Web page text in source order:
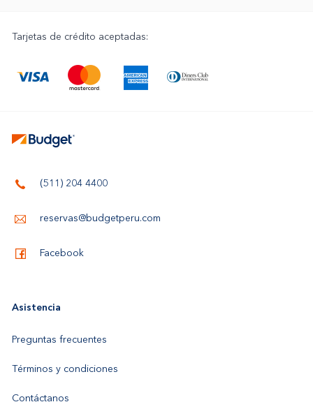
Tarjetas de crédito aceptadas:
(511) 204 4400
reservas@budgetperu.com
Facebook
Asistencia
Preguntas frecuentes
Términos y condiciones
Contáctanos